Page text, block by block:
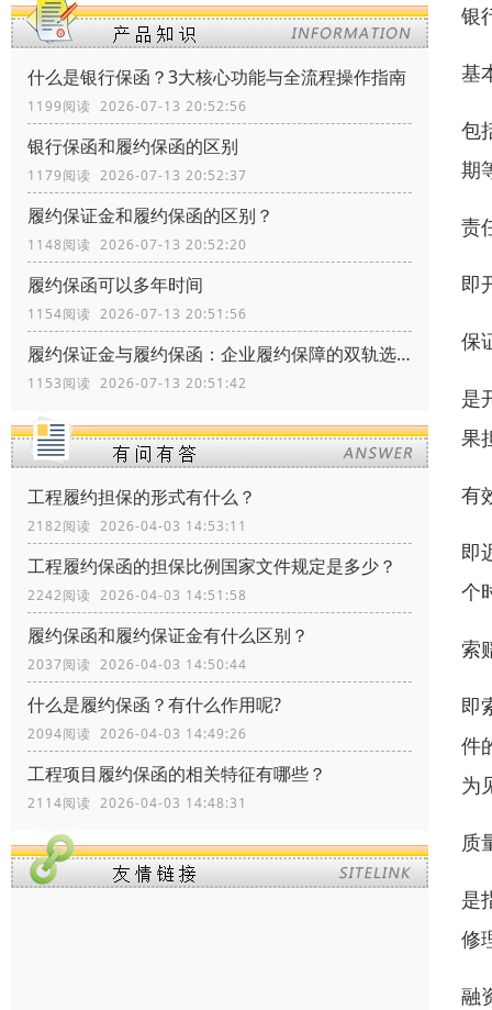
什么是银行保函？3大核心功能与全流程操作指南
1199阅读 2026-07-13 20:52:56
银行保函和履约保函的区别
1179阅读 2026-07-13 20:52:37
履约保证金和履约保函的区别？
1148阅读 2026-07-13 20:52:20
履约保函可以多年时间
1154阅读 2026-07-13 20:51:56
履约保证金与履约保函：企业履约保障的双轨选择
1153阅读 2026-07-13 20:51:42
工程履约担保的形式有什么？
2182阅读 2026-04-03 14:53:11
工程履约保函的担保比例国家文件规定是多少？
2242阅读 2026-04-03 14:51:58
履约保函和履约保证金有什么区别？
2037阅读 2026-04-03 14:50:44
什么是履约保函？有什么作用呢?
2094阅读 2026-04-03 14:49:26
工程项目履约保函的相关特征有哪些？
2114阅读 2026-04-03 14:48:31
银
基
包
期
责
即
保
是
果
有
即
个
索
即
件
为
质
是
修
融